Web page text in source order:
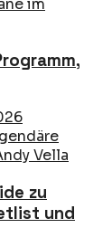
zu
und